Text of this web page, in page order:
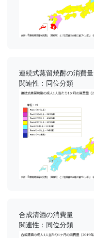
連続式蒸留焼酎の消費量
関連性：同位分類
合成清酒の消費量
関連性：同位分類